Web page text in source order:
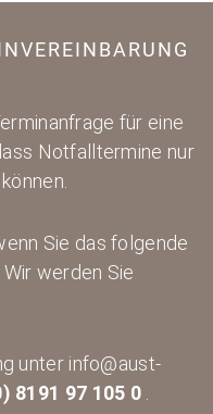
für eine
Notfalltermine nur
Sie das folgende
werden Sie
unter info@aust-
8191 97 105 0